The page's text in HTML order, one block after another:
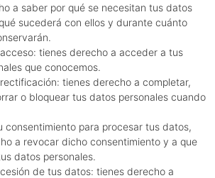
a saber por qué se necesitan tus datos
sucederá con ellos y durante cuánto
tienes derecho a acceder a tus
que conocemos.
tienes derecho a completar,
o bloquear tus datos personales cuando
consentimiento para procesar tus datos,
a revocar dicho consentimiento y a que
datos personales.
de tus datos: tienes derecho a